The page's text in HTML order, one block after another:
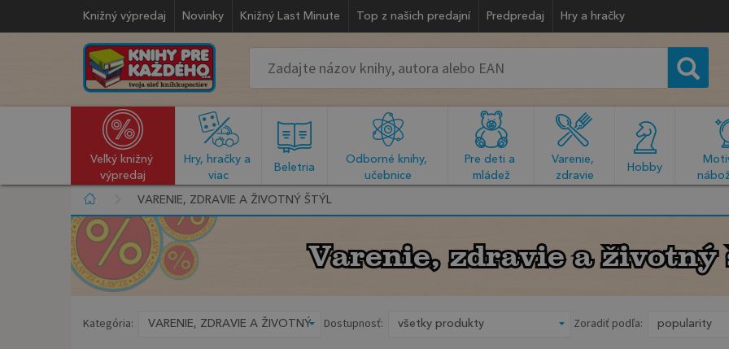
Knižný výpredaj Novinky Knižný Last Minute Top z našich predajní Predpredaj Hry a hračky
Veľký knižný
výpredaj
Hry, hračky a
viac
Beletria
Odborné knihy,
učebnice
Pre deti a
mládež
Varenie,
zdravie
Hobby
VARENIE, ZDRAVIE A ŽIVOTNÝ ŠTÝL
Varenie, zdravie a
Varenie, zdravie a
Kategória: Dostupnosť: Zoradiť podľa: